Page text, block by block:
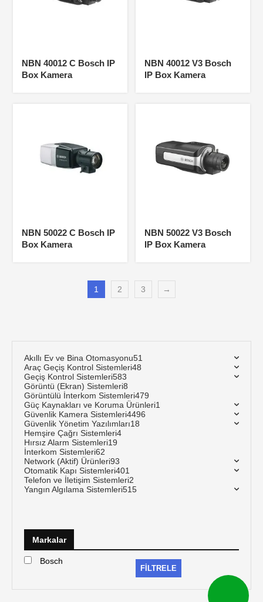
NBN 40012 C Bosch IP
Box Kamera
NBN 40012 V3 Bosch
IP Box Kamera
NBN 50022 C Bosch IP
Box Kamera
NBN 50022 V3 Bosch
IP Box Kamera
1 2 3 →
Akıllı Ev ve Bina Otomasyonu51
Araç Geçiş Kontrol Sistemleri48
Geçiş Kontrol Sistemleri583
Görüntü (Ekran) Sistemleri8
Görüntülü İnterkom Sistemleri479
Güç Kaynakları ve Koruma Ürünleri1
Güvenlik Kamera Sistemleri4496
Güvenlik Yönetim Yazılımları18
Hemşire Çağrı Sistemleri4
Hırsız Alarm Sistemleri19
İnterkom Sistemleri62
Network (Aktif) Ürünleri93
Otomatik Kapı Sistemleri401
Telefon ve İletişim Sistemleri2
Yangın Algılama Sistemleri515
Markalar
Bosch
FILTRELE